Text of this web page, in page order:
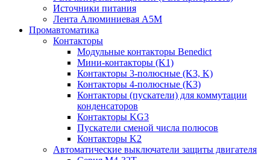
Источники питания
Лента Алюминиевая А5М
Промавтоматика
Контакторы
Модульные контакторы Benedict
Мини-контакторы (K1)
Контакторы 3-полюсные (K3, K)
Контакторы 4-полюсные (K3)
Контакторы (пускатели) для коммутации
конденсаторов
Контакторы KG3
Пускатели сменой числа полюсов
Контакторы K2
Автоматические выключатели защиты двигателя